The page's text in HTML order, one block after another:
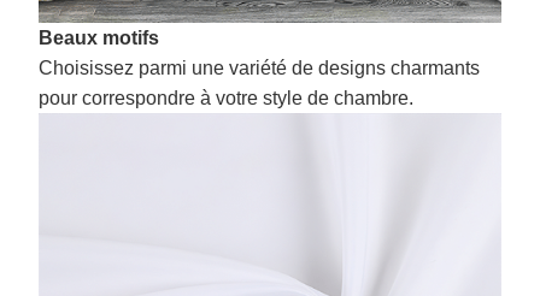
Beaux motifs
Choisissez parmi une variété de designs charmants
pour correspondre à votre style de chambre.